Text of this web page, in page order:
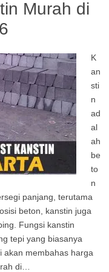
Murah di
K
an
sti
n
ad
al
ah
be
to
n
panjang, terutama
beton, kanstin juga
Fungsi kanstin
tepi yang biasanya
akan membahas harga
di…